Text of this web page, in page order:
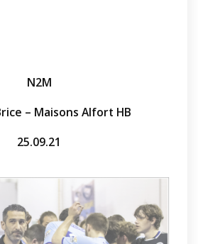
N2M
– Maisons Alfort HB
25.09.21